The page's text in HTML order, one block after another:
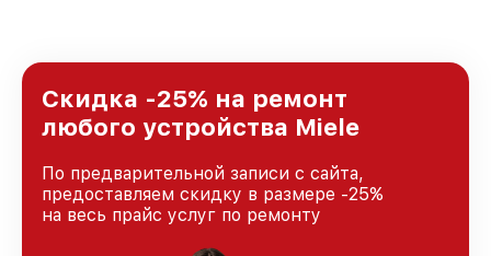
и лояльности наших клиентов.
Скидка -25% на ремонт
любого устройства Miele
По предварительной записи с сайта,
предоставляем скидку в размере -25%
на весь прайс услуг по ремонту